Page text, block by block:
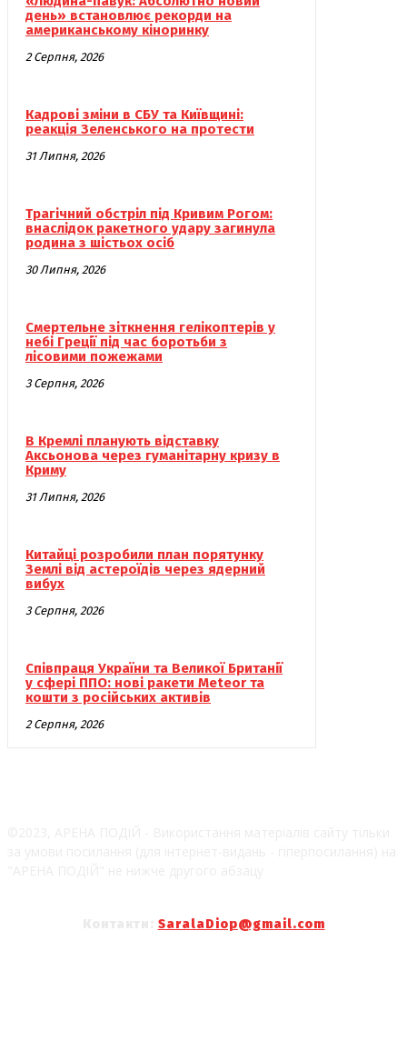
день» встановлює рекорди на
американському кіноринку
2 Серпня, 2026
Кадрові зміни в СБУ та Київщині:
реакція Зеленського на протести
31 Липня, 2026
Трагічний обстріл під Кривим Рогом:
внаслідок ракетного удару загинула
родина з шістьох осіб
30 Липня, 2026
Смертельне зіткнення гелікоптерів у
небі Греції під час боротьби з
лісовими пожежами
3 Серпня, 2026
В Кремлі планують відставку
Аксьонова через гуманітарну кризу в
Криму
31 Липня, 2026
Китайці розробили план порятунку
Землі від астероїдів через ядерний
вибух
3 Серпня, 2026
Співпраця України та Великої Британії
у сфері ППО: нові ракети Meteor та
кошти з російських активів
2 Серпня, 2026
SaralaDiop@gmail.com